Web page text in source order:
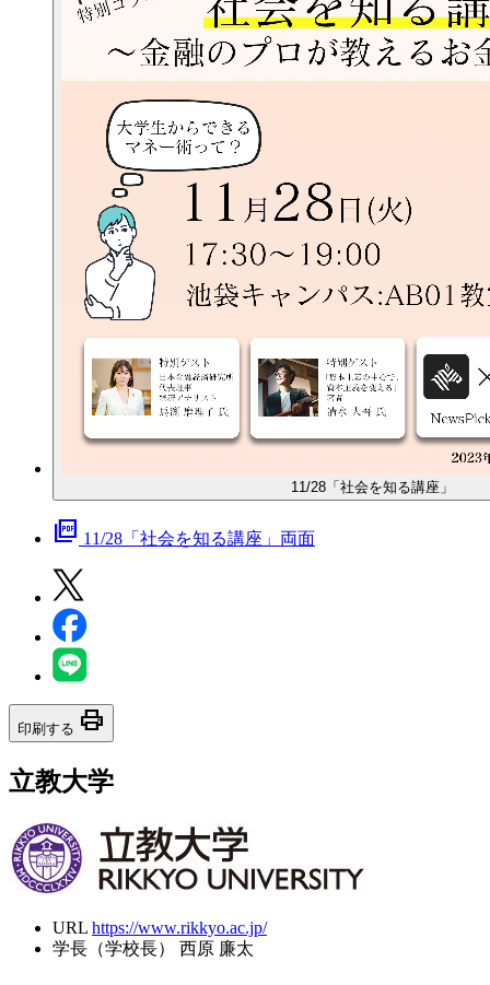
11/28「社会を知る講座」
picture_as_pdf 11/28「社会を知る講座」両面
印刷する print
立教大学
URL https://www.rikkyo.ac.jp/
学長（学校長）
西原 廉太